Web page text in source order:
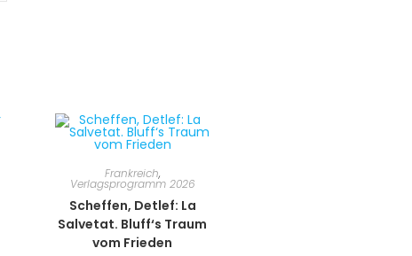
Frankreich,
Verlagsprogramm 2026
Scheffen, Detlef: La
Salvetat. Bluff‘s Traum
vom Frieden